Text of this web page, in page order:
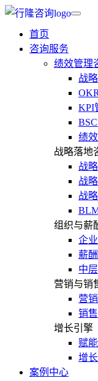
首页
咨询服务
绩效管理
战
KPI
绩
战略落地
战
战
战
组织与薪
企
薪
中
营销与销
营
销
增长引擎
赋
增
案例中心